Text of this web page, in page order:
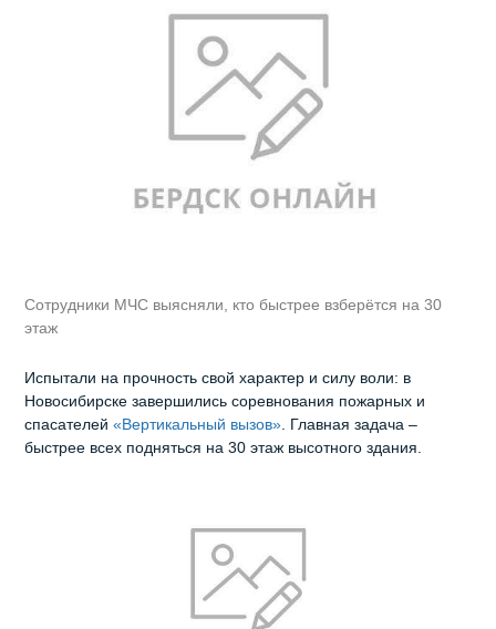
Сотрудники МЧС выясняли, кто быстрее взберётся на 30
этаж
Испытали на прочность свой характер и силу воли: в
Новосибирске завершились соревнования пожарных и
спасателей«Вертикальный вызов» . Главная задача –
быстрее всех подняться на 30 этаж высотного здания.